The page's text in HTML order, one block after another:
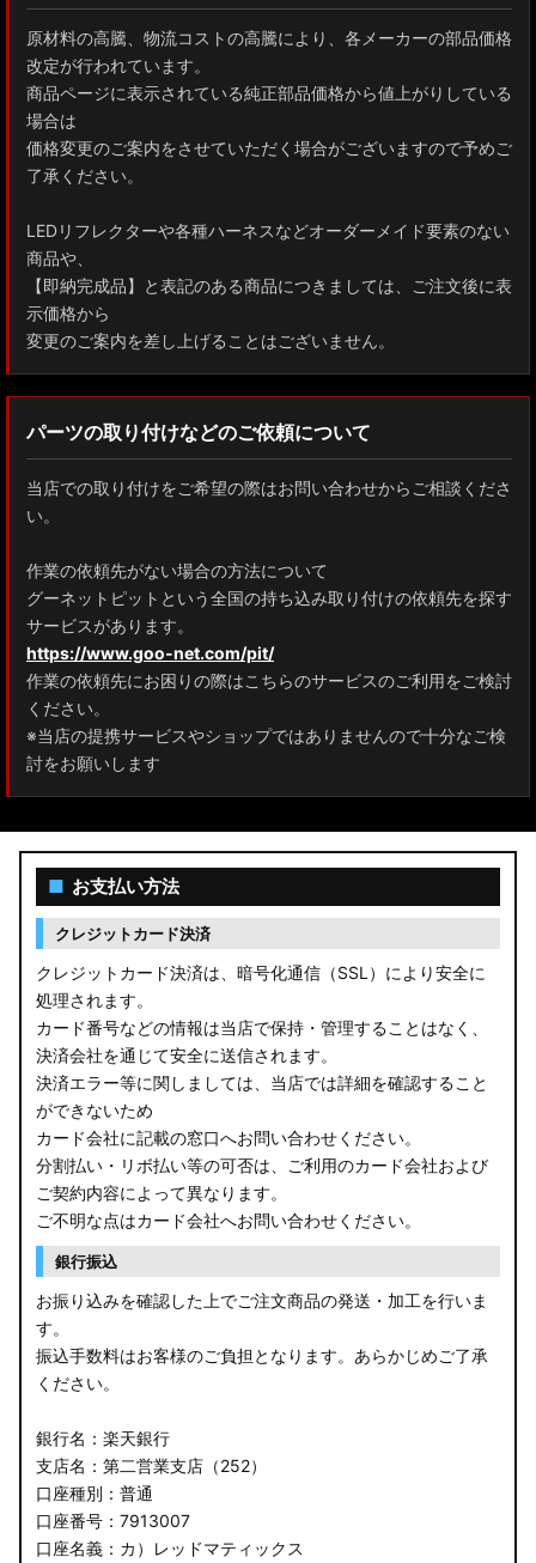
MXPH10/MXPA10/MXBA10/KSP210 ヤリス
MXPJ10/15 MXPB10/15 ヤリスクロス
ZYX10 NGX50 C-HR
AAHH40W/AAHH45W/TAHA40W ヴェルファイア
AAHH40W/AAHH45W/AGH40W アルファード
AYH30/GGH30/35/AGH30/35 ヴェルファイア
AYH30/GGH30/35/AGH30/35 アルファード
ACR50 エスティマ
ZWR90W/ZWR95W/MZRA90W/MZRA95W ノア/ヴォクシー
ZRR80 ノア/ヴォクシー
NHP17/NSP17NCP17 シエンタ
M900A/M910A ルーミー
A200A/A210A ライズ
E52 エルグランド
T32 エクストレイル
C28 セレナ
B21A デイズルークス
E13 ノート
E12 ノート
B44A/B45A B47A/B48A ルークス ハイウェイスター
JF3/4 N-BOX カスタム
JH3/4 N-WGN
JH1/2 N-WGN
RT5/6 RW1/2 CR-V
RU3/4 ヴェゼル
JW5 S660
原材料の高騰、物流コストの高騰により、各メーカーの部品価格
改定が行われています。
商品ページに表示されている純正部品価格から値上がりしている
場合は
価格変更のご案内をさせていただく場合がございますので予めご
了承ください。
LEDリフレクターや各種ハーネスなどオーダーメイド要素のない
商品や、
【即納完成品】と表記のある商品につきましては、ご注文後に表
示価格から
変更のご案内を差し上げることはございません。
パーツの取り付けなどのご依頼について
当店での取り付けをご希望の際はお問い合わせからご相談くださ
い。
作業の依頼先がない場合の方法について
グーネットピットという全国の持ち込み取り付けの依頼先を探す
サービスがあります。
https://www.goo-net.com/pit/
作業の依頼先にお困りの際はこちらのサービスのご利用をご検討
ください。
※当店の提携サービスやショップではありませんので十分なご検
討をお願いします
■ お支払い方法
クレジットカード決済
クレジットカード決済は、暗号化通信（SSL）により安全に
処理されます。
カード番号などの情報は当店で保持・管理することはなく、
決済会社を通じて安全に送信されます。
決済エラー等に関しましては、当店では詳細を確認すること
ができないため
カード会社に記載の窓口へお問い合わせください。
分割払い・リボ払い等の可否は、ご利用のカード会社および
ご契約内容によって異なります。
ご不明な点はカード会社へお問い合わせください。
銀行振込
お振り込みを確認した上でご注文商品の発送・加工を行いま
す。
振込手数料はお客様のご負担となります。あらかじめご了承
ください。
銀行名：楽天銀行
支店名：第二営業支店（252）
口座種別：普通
口座番号：7913007
口座名義：カ）レッドマティックス